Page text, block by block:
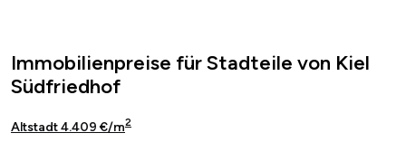
Immobilienpreise für Stadteile von Kiel
Südfriedhof
Altstadt 4.409 €/m2